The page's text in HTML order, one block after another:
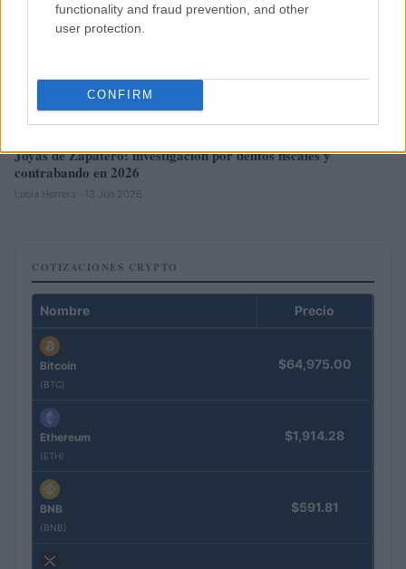
functionality and fraud prevention, and other
user protection.
CONFIRM
Joyas de Zapatero: investigación por delitos fiscales y
contrabando en 2026
Lucía Herrera · 13 Jun 2026
COTIZACIONES CRYPTO
Nombre Precio
Bitcoin
(BTC)
$64,975.00
Ethereum
(ETH)
$1,914.28
BNB
(BNB)
$591.81